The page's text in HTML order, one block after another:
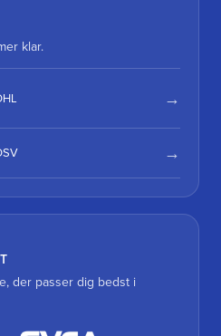
klar.
der passer dig bedst i